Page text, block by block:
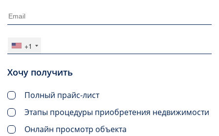
+1
Хочу получить
Полный прайс-лист
Этапы процедуры приобретения недвижимости
Онлайн просмотр объекта